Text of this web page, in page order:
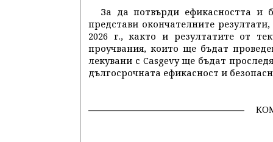
За да потвърди ефикасността и
представи окончателните
2026 г., както и резултатите от
проучвания, които ще бъдат
лекувани с Casgevy ще бъдат
дългосрочната ефикасност и